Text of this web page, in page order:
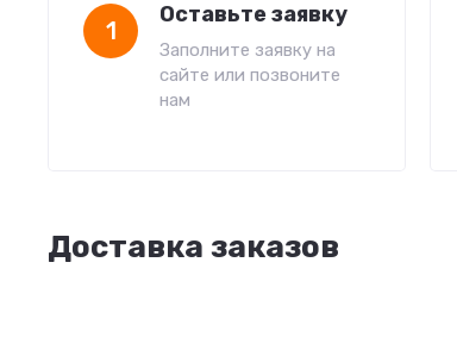
1
Оставьте заявку
Заполните заявку на
сайте или позвоните
нам
Доставка заказов